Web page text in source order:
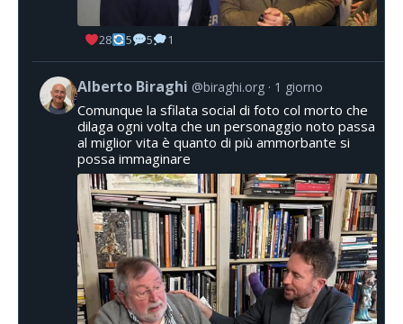
28 5 5 1
Alberto Biraghi @biraghi.org 1 giorno
Comunque la sfilata social di foto col morto che
dilaga ogni volta che un personaggio noto passa
al miglior vita è quanto di più ammorbante si
possa immaginare